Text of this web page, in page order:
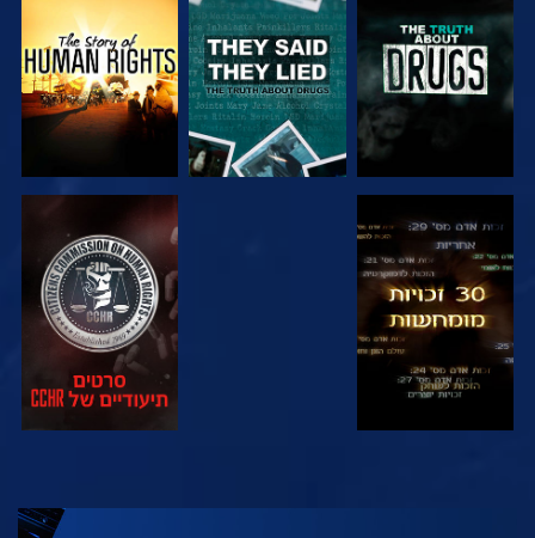
צפה צפה
צפה צפה
בדוק את הסדרה